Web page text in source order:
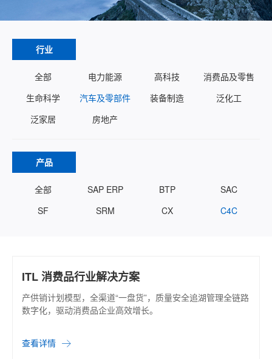
行业
全部 电力能源 高科技
消费品及零售
生命科学
汽车及零部件 装备制造
泛化工
泛家居
房地产
产品
全部 SAP ERP BTP
SAC
SF
SRM CX C4C
ITL 消费品行业解决方案
产供销计划模型，全渠道“一盘货”，质量安全追湖管理全链路
数字化，驱动消费品企业高效增长。
查看详情